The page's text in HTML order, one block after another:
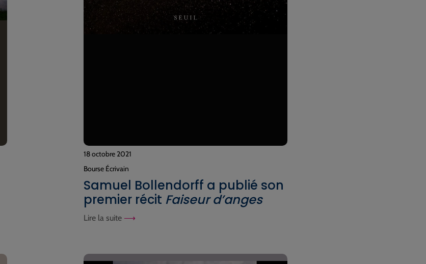
18 octobre 2021
Bourse Écrivain
Samuel Bollendorff a publié son
premier récit Faiseur d’anges
Lire la suite